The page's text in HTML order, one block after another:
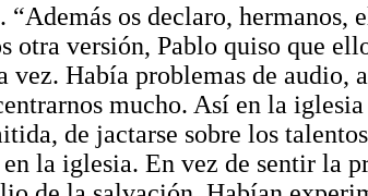
os declaro,
otra versión, Pablo quiso que
vez. Había problemas de audio,
mucho. Así en la
de jactarse sobre los
la iglesia. En vez de sentir la